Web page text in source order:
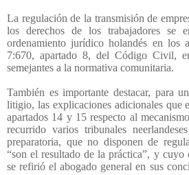
La regulación de la transmisión de
los derechos de los trabajadores se
ordenamiento jurídico holandés en los
7:670, apartado 8, del Código Civil,
semejantes a la normativa comunitaria.
También es importante destacar, para
litigio, las explicaciones adicionales que
apartados 14 y 15 respecto al
recurrido varios tribunales
preparatoria, que no disponen de
“son el resultado de la práctica”, y cuyo
se refirió el abogado general en sus